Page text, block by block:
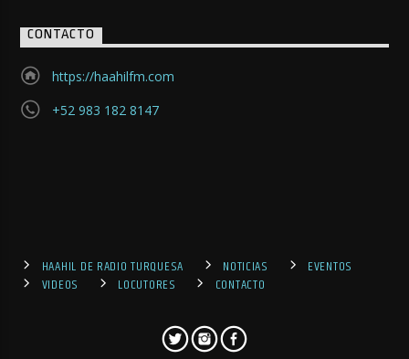
CONTACTO
https://haahilfm.com
+52 983 182 8147
HAAHIL DE RADIO TURQUESA NOTICIAS
EVENTOS
VIDEOS
LOCUTORES CONTACTO